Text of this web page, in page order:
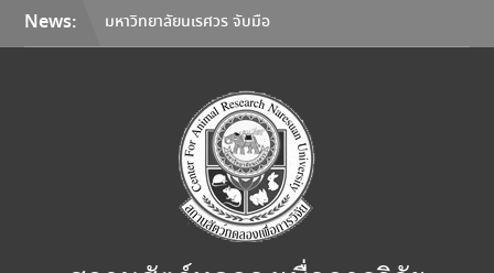
Skip
to
News:
มหาวิทยาลัยนเรศวร จับมือ
Korea Institute of
เชียงใหม่ ลงนาม MOU ยก
ระดับการวิจัยทดสอบความ
ปลอดภัยระดับก่อนคลินิกสู่
มาตรฐานสากล
การเลือกใช้อุปกรณ์คุ้มครอง
ความปลอดภัยส่วนบุคคล
(Personal Protective
Equipment: PPE)